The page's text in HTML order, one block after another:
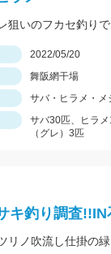
2022/05/20
舞阪網干場
サバ・ヒラメ・メ
サバ30匹、ヒラ
（グレ）3匹
キ釣り調査!!IN